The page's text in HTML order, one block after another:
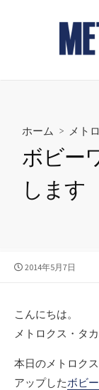
ツ
ホーム > メト
ボビー
します
公
2014年5月7日
こんにちは。
メトロクス・タ
本日のメトロク
アップしたボビ